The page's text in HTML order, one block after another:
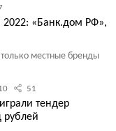
2022: «Банк.дом РФ»,
только местные бренды
51
тендер
рублей